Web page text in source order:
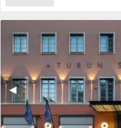
◀︎